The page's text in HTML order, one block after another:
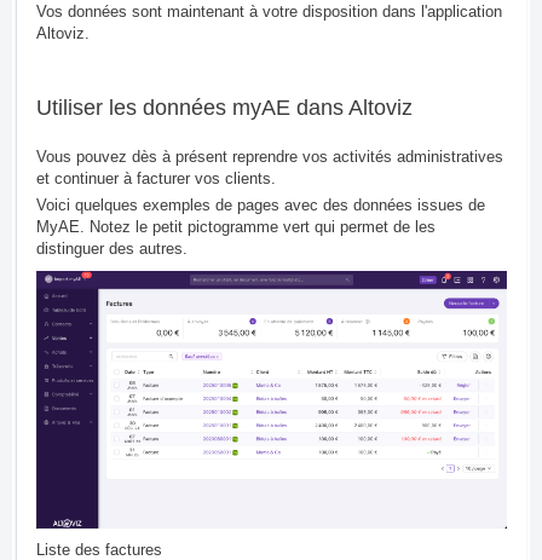
Vos données sont maintenant à votre disposition dans l'application
Altoviz.
Utiliser les données myAE dans Altoviz
Vous pouvez dès à présent reprendre vos activités administratives
et continuer à facturer vos clients.
Voici quelques exemples de pages avec des données issues de
MyAE. Notez le petit pictogramme vert qui permet de les
distinguer des autres.
Liste des factures